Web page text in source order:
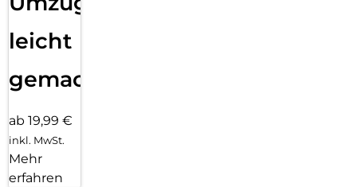
leicht
gemacht!
ab 19,99 €
inkl. MwSt.
Mehr
erfahren